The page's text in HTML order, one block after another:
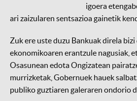
igoera
ari zaizularen sentsazioa gainetik
Zuk ere uste duzu Bankuak direla
ekonomikoaren erantzule nagusiak,
Osasunean edota Ongizatean
murrizketak, Gobernuek hauek
publiko guztiaren galeraren ondorio